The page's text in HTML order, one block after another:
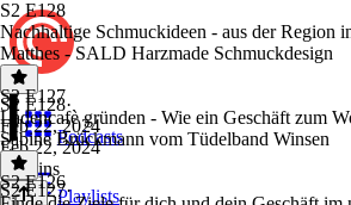
Podcasts
Playlists
S2 E128
Nachhaltige Schmuckideen - aus der Region
Matthes - SALD Harzmade Schmuckdesign
S2 E128·
Feb 22, 2024
Feb 22, 2024
46 mins
S2 E127
Ladencafè gründen - Wie ein Geschäft zum
Sabine Brückmann vom Tüdelband Winsen
S2 E127·
S2 E126